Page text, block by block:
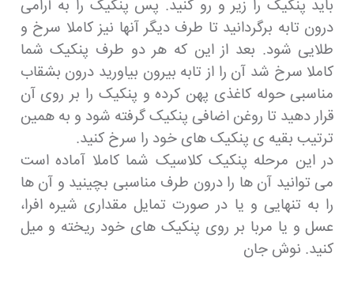
باید پنکیک را زیر و رو کنید. پس پنکیک را به آرامی
درون تابه برگردانید تا طرف دیگر آنها نیز کاملا سرخ و
طلایی شود. بعد از این که هر دو طرف پنکیک شما
کاملا سرخ شد آن را از تابه بیرون بیاورید درون بشقاب
مناسبی حوله کاغذی پهن کرده و پنکیک را بر روی آن
قرار دهید تا روغن اضافی پنکیک گرفته شود و به همین
ترتیب بقیه ی پنکیک های خود را سرخ کنید.
در این مرحله پنکیک کلاسیک شما کاملا آماده است
می توانید آن ها را درون طرف مناسبی بچینید و آن ها
را به تنهایی و یا در صورت تمایل مقداری شیره افرا،
عسل و یا مربا بر روی پنکیک های خود ریخته و میل
کنید. نوش جان